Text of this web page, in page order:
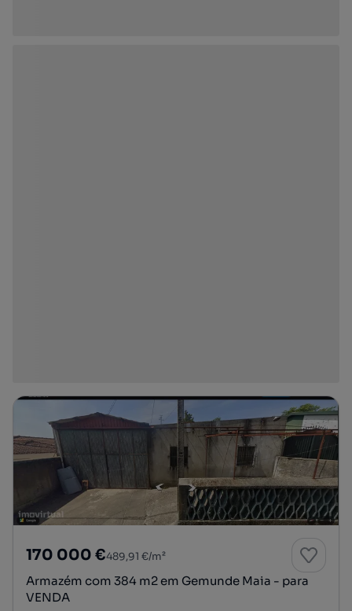
170 000 €489,91 €/m²
Armazém com 384 m2 em Gemunde Maia - para
VENDA